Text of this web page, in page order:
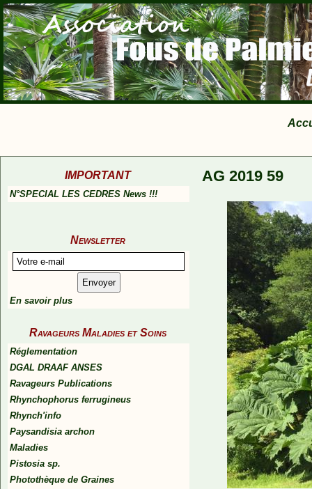
IMPORTANT
N°SPECIAL LES CEDRES News !!!
Newsletter
En savoir plus
Ravageurs Maladies et Soins
Réglementation
DGAL DRAAF ANSES
Ravageurs Publications
Rhynchophorus ferrugineus
Rhynch'info
Paysandisia archon
Maladies
Pistosia sp.
Photothèque de Graines
AG 2019 59